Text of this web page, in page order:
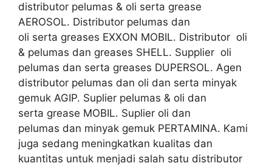
distributor pelumas & oli serta grease
AEROSOL. Distributor pelumas dan
oli serta greases EXXON MOBIL. Distributor oli
& pelumas dan greases SHELL. Supplier oli
pelumas dan serta greases DUPERSOL. Agen
distributor pelumas dan oli dan serta minyak
gemuk AGIP. Suplier pelumas & oli dan
serta grease MOBIL. Suplier oli dan
pelumas dan minyak gemuk PERTAMINA. Kami
juga sedang meningkatkan kualitas dan
kuantitas untuk menjadi salah satu distributor